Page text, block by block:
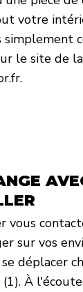
votre
simplement
le site de
vous
sur vos
déplacer
À